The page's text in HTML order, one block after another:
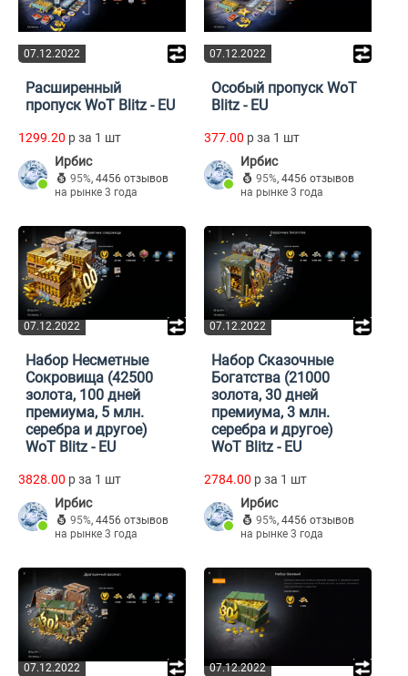
07.12.2022
Расширенный
пропуск WoT Blitz - EU
1299.20 p за 1 шт
Ирбис
95%, 4456 отзывов
на рынке 3 года
07.12.2022
Особый пропуск WoT
Blitz - EU
377.00 p за 1 шт
Ирбис
95%, 4456 отзывов
на рынке 3 года
07.12.2022
Набор Несметные
Сокровища (42500
золота, 100 дней
премиума, 5 млн.
серебра и другое)
WoT Blitz - EU
3828.00 p за 1 шт
Ирбис
95%, 4456 отзывов
на рынке 3 года
07.12.2022
Набор Сказочные
Богатства (21000
золота, 30 дней
премиума, 3 млн.
серебра и другое)
WoT Blitz - EU
2784.00 p за 1 шт
Ирбис
95%, 4456 отзывов
на рынке 3 года
07.12.2022 07.12.2022